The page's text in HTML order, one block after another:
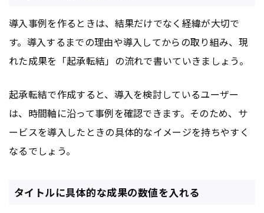
導入事例を作るときは、結果だけでなく経緯が大切で
す。導入するまでの理由や導入してからの取り組み、現
れた成果を「起承転結」の流れで書いていきましょう。
起承転結で作成すると、導入を検討しているユーザー
は、時間軸に沿って事例を確認できます。そのため、サ
ービスを導入したときの具体的なイメージを持ちやすく
なるでしょう。
タイトルに具体的な成果の数値を入れる